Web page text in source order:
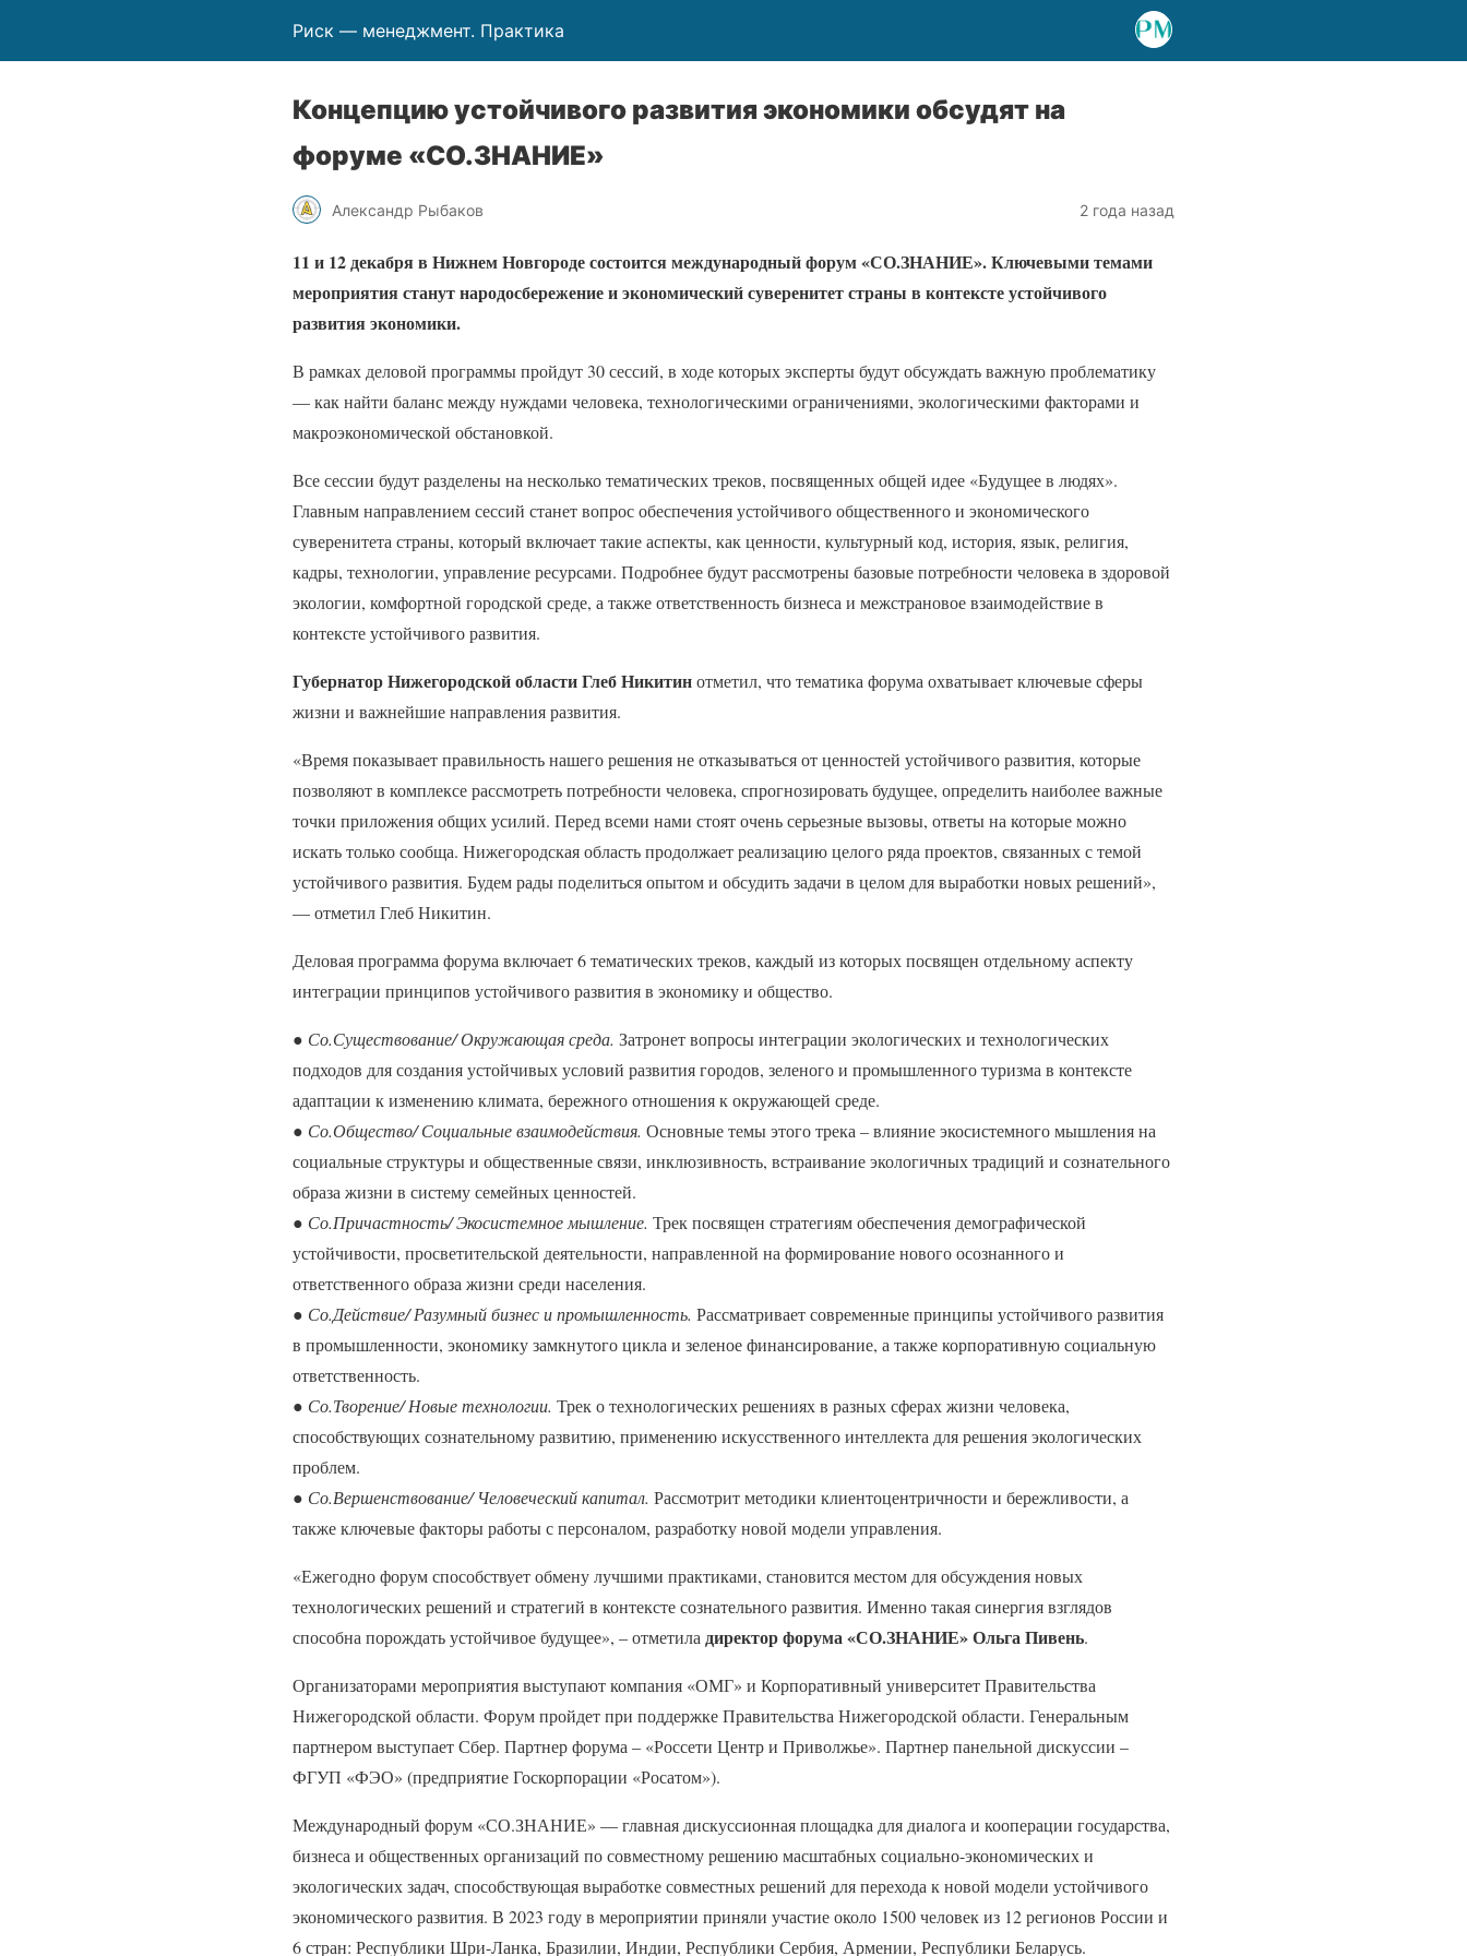
Риск — менеджмент. Практика
Концепцию устойчивого развития экономики обсудят на
форуме «СО.ЗНАНИЕ»
Александр Рыбаков 2 года назад
11 и 12 декабря в Нижнем Новгороде состоится международный форум «СО.ЗНАНИЕ». Ключевыми темами
мероприятия станут народосбережение и экономический суверенитет страны в контексте устойчивого
развития экономики.
В рамках деловой программы пройдут 30 сессий, в ходе которых эксперты будут обсуждать важную проблематику
— как найти баланс между нуждами человека, технологическими ограничениями, экологическими факторами и
макроэкономической обстановкой.
Все сессии будут разделены на несколько тематических треков, посвященных общей идее «Будущее в людях».
Главным направлением сессий станет вопрос обеспечения устойчивого общественного и экономического
суверенитета страны, который включает такие аспекты, как ценности, культурный код, история, язык, религия,
кадры, технологии, управление ресурсами. Подробнее будут рассмотрены базовые потребности человека в здоровой
экологии, комфортной городской среде, а также ответственность бизнеса и межстрановое взаимодействие в
контексте устойчивого развития.
Губернатор Нижегородской области Глеб Никитинотметил, что тематика форума охватывает ключевые сферы
жизни и важнейшие направления развития.
«Время показывает правильность нашего решения не отказываться от ценностей устойчивого развития, которые
позволяют в комплексе рассмотреть потребности человека, спрогнозировать будущее, определить наиболее важные
точки приложения общих усилий. Перед всеми нами стоят очень серьезные вызовы, ответы на которые можно
искать только сообща. Нижегородская область продолжает реализацию целого ряда проектов, связанных с темой
устойчивого развития. Будем рады поделиться опытом и обсудить задачи в целом для выработки новых решений»,
— отметил Глеб Никитин.
Деловая программа форума включает 6 тематических треков, каждый из которых посвящен отдельному аспекту
интеграции принципов устойчивого развития в экономику и общество.
● Со.Существование/ Окружающая среда. Затронет вопросы интеграции экологических и технологических
подходов для создания устойчивых условий развития городов, зеленого и промышленного туризма в контексте
адаптации к изменению климата, бережного отношения к окружающей среде.
● Со.Общество/ Социальные взаимодействия. Основные темы этого трека – влияние экосистемного мышления на
социальные структуры и общественные связи, инклюзивность, встраивание экологичных традиций и сознательного
образа жизни в систему семейных ценностей.
● Со.Причастность/ Экосистемное мышление. Трек посвящен стратегиям обеспечения демографической
устойчивости, просветительской деятельности, направленной на формирование нового осознанного и
ответственного образа жизни среди населения.
● Со.Действие/ Разумный бизнес и промышленность. Рассматривает современные принципы устойчивого развития
в промышленности, экономику замкнутого цикла и зеленое финансирование, а также корпоративную социальную
ответственность.
● Со.Творение/ Новые технологии. Трек о технологических решениях в разных сферах жизни человека,
способствующих сознательному развитию, применению искусственного интеллекта для решения экологических
проблем.
● Со.Вершенствование/ Человеческий капитал. Рассмотрит методики клиентоцентричности и бережливости, а
также ключевые факторы работы с персоналом, разработку новой модели управления.
«Ежегодно форум способствует обмену лучшими практиками, становится местом для обсуждения новых
технологических решений и стратегий в контексте сознательного развития. Именно такая синергия взглядов
способна порождать устойчивое будущее», – отметила директор форума «СО.ЗНАНИЕ» Ольга Пивень.
Организаторами мероприятия выступают компания «ОМГ» и Корпоративный университет Правительства
Нижегородской области. Форум пройдет при поддержке Правительства Нижегородской области. Генеральным
партнером выступает Сбер. Партнер форума – «Россети Центр и Приволжье». Партнер панельной дискуссии –
ФГУП «ФЭО» (предприятие Госкорпорации «Росатом»).
Международный форум «СО.ЗНАНИЕ» — главная дискуссионная площадка для диалога и кооперации государства,
бизнеса и общественных организаций по совместному решению масштабных социально-экономических и
экологических задач, способствующая выработке совместных решений для перехода к новой модели устойчивого
экономического развития. В 2023 году в мероприятии приняли участие около 1500 человек из 12 регионов России и
6 стран: Республики Шри-Ланка, Бразилии, Индии, Республики Сербия, Армении, Республики Беларусь.